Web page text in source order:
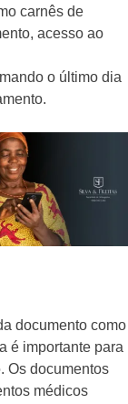
carnês de
acesso ao
o último dia
documento como
é importante para
Os documentos
médicos